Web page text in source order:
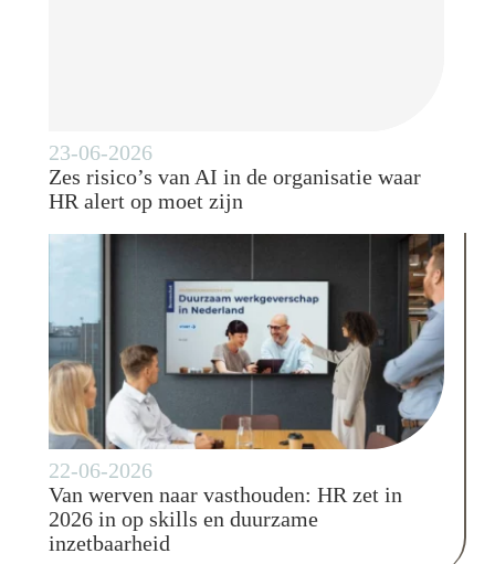
23-06-2026
Zes risico’s van AI in de organisatie waar
HR alert op moet zijn
22-06-2026
Van werven naar vasthouden: HR zet in
2026 in op skills en duurzame
inzetbaarheid